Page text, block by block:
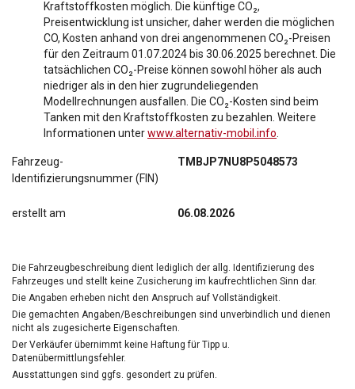
Kraftstoffkosten möglich. Die künftige CO₂,
Preisentwicklung ist unsicher, daher werden die möglichen
CO, Kosten anhand von drei angenommenen CO₂-Preisen
für den Zeitraum 01.07.2024 bis 30.06.2025 berechnet. Die
tatsächlichen CO₂-Preise können sowohl höher als auch
niedriger als in den hier zugrundeliegenden
Modellrechnungen ausfallen. Die CO₂-Kosten sind beim
Tanken mit den Kraftstoffkosten zu bezahlen. Weitere
Informationen unterwww.alternativ-mobil.info.
Fahrzeug-
Identifizierungsnummer (FIN)
TMBJP7NU8P5048573
erstellt am 06.08.2026
Die Fahrzeugbeschreibung dient lediglich der allg. Identifizierung des
Fahrzeuges und stellt keine Zusicherung im kaufrechtlichen Sinn dar.
Die Angaben erheben nicht den Anspruch auf Vollständigkeit.
Die gemachten Angaben/Beschreibungen sind unverbindlich und dienen
nicht als zugesicherte Eigenschaften.
Der Verkäufer übernimmt keine Haftung für Tipp u.
Datenübermittlungsfehler.
Ausstattungen sind ggfs. gesondert zu prüfen.